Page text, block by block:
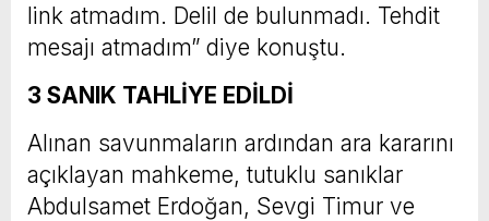
link atmadım. Delil de bulunmadı. Tehdit
mesajı atmadım” diye konuştu.
3 SANIK TAHLİYE EDİLDİ
Alınan savunmaların ardından ara kararını
açıklayan mahkeme, tutuklu sanıklar
Abdulsamet Erdoğan, Sevgi Timur ve